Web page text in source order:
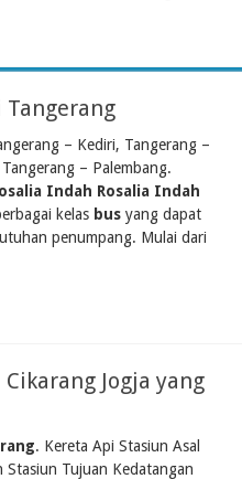
Tangerang
– Kediri, Tangerang –
– Palembang.
Indah Rosalia Indah
kelas busyang dapat
penumpang. Mulai dari
Jogja yang
. Kereta Api Stasiun Asal
Stasiun Tujuan Kedatangan